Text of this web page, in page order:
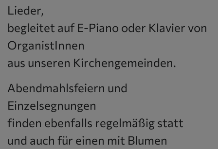
Lieder,
begleitet auf E-Piano oder Klavier von
OrganistInnen
aus unseren Kirchengemeinden.
Abendmahlsfeiern und
Einzelsegnungen
finden ebenfalls regelmäßig statt
und auch für einen mit Blumen